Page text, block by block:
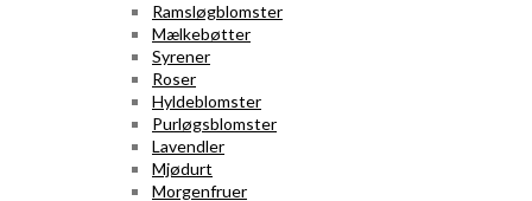
Ramsløgblomster
Mælkebøtter
Syrener
Roser
Hyldeblomster
Purløgsblomster
Lavendler
Mjødurt
Morgenfruer